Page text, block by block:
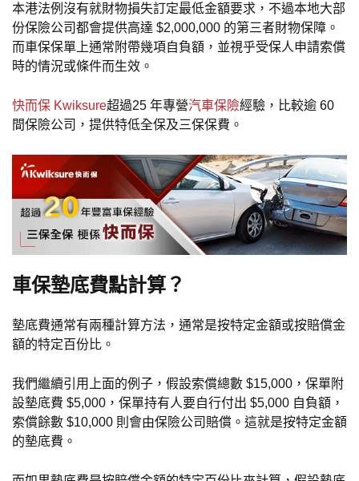
本港法例沒有就財物損失訂定最低金額要求，不過本地大部
份保險公司都會提供高達 $2,000,000 的第三者財物保障。
而車保保單上通常附帶幾項自負額，並視乎受保人申請索償
時的情況或條件而生效。
快而保 Kwiksure超過25 年專營汽車保險經驗，比較逾 60
間保險公司，提供特低全保及三保保費。
車保墊底費點計算？
墊底費通常有兩種計算方法，通常是按特定金額或按賠償金
額的特定百份比。
我們繼續引用上面的例子，假設索償總數 $15,000，保單附
設墊底費 $5,000，保單持有人要自行付出 $5,000 自負額，
索償餘數 $10,000 則會由保險公司賠償。這就是按特定金額
的墊底費。